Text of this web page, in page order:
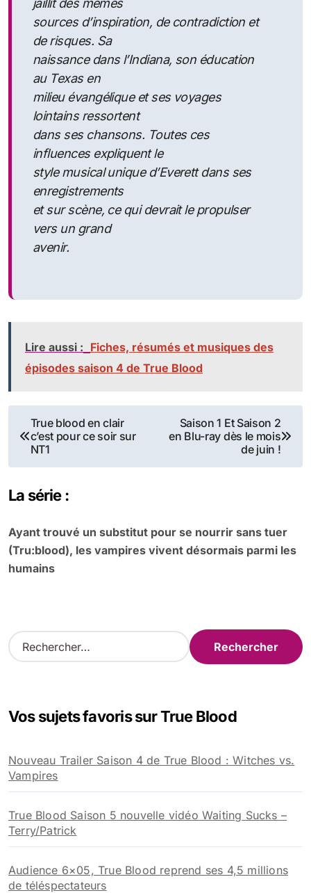
jaillit des mêmes
sources d’inspiration, de contradiction et
de risques. Sa
naissance dans l’Indiana, son éducation
au Texas en
milieu évangélique et ses voyages
lointains ressortent
dans ses chansons. Toutes ces
influences expliquent le
style musical unique d’Everett dans ses
enregistrements
et sur scène, ce qui devrait le propulser
vers un grand
avenir.
Lire aussi : Fiches, résumés et musiques des
épisodes saison 4 de True Blood
Navigation
de
True blood en clair
c’est pour ce soir sur
NT1
Saison 1 Et Saison 2
en Blu-ray dès le mois
de juin !
La série :
Ayant trouvé un substitut pour se nourrir sans tuer
(Tru:blood), les vampires vivent désormais parmi les
humains
R
e
r
e
r
Vos sujets favoris sur True Blood
Nouveau Trailer Saison 4 de True Blood : Witches vs.
Vampires
True Blood Saison 5 nouvelle vidéo Waiting Sucks –
Terry/Patrick
Audience 6×05, True Blood reprend ses 4,5 millions
de téléspectateurs